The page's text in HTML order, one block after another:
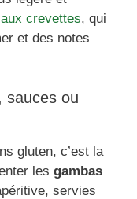
crevettes, qui
et des notes
sauces ou
gluten, c’est la
les gambas
servies